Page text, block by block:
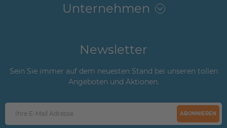
Unternehmen
Newsletter
Sein Sie immer auf dem neuesten Stand bei unseren tollen
Angeboten und Aktionen.
ABONNIEREN